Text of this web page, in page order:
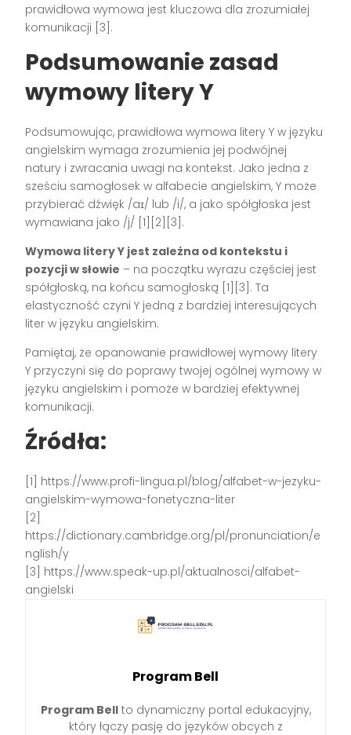
prawidłowa wymowa jest kluczowa dla zrozumiałej
komunikacji [3].
Podsumowanie zasad
wymowy litery Y
Podsumowując, prawidłowa wymowa litery Y w języku
angielskim wymaga zrozumienia jej podwójnej
natury i zwracania uwagi na kontekst. Jako jedna z
sześciu samogłosek w alfabecie angielskim, Y może
przybierać dźwięk /aɪ/ lub /i/, a jako spółgłoska jest
wymawiana jako /j/ [1][2][3].
Wymowa litery Y jest zależna od kontekstu i
pozycji w słowie – na początku wyrazu częściej jest
spółgłoską, na końcu samogłoską [1][3]. Ta
elastyczność czyni Y jedną z bardziej interesujących
liter w języku angielskim.
Pamiętaj, że opanowanie prawidłowej wymowy litery
Y przyczyni się do poprawy twojej ogólnej wymowy w
języku angielskim i pomoże w bardziej efektywnej
komunikacji.
Źródła:
[1] https://www.profi-lingua.pl/blog/alfabet-w-jezyku-
angielskim-wymowa-fonetyczna-liter
[2]
https://dictionary.cambridge.org/pl/pronunciation/e
nglish/y
[3] https://www.speak-up.pl/aktualnosci/alfabet-
angielski
Program Bell
Program Bellto dynamiczny portal edukacyjny,
który łączy pasję do języków obcych z